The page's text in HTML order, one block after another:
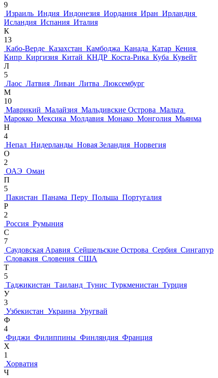
9
Израиль Индия Индонезия Иордания Иран Ирландия
Исландия Испания Италия
К
13
Кабо-Верде Казахстан Камбоджа Канада Катар Кения
Кипр Киргизия Китай КНДР Коста-Рика Куба Кувейт
Л
5
Лаос Латвия Ливан Литва Люксембург
М
10
Маврикий Малайзия Мальдивские Острова Мальта
Марокко Мексика Молдавия Монако Монголия Мьянма
Н
4
Непал Нидерланды Новая Зеландия Норвегия
О
2
ОАЭ Оман
П
5
Пакистан Панама Перу Польша Португалия
Р
2
Россия Румыния
С
7
Саудовская Аравия Сейшельские Острова Сербия Сингапур
Словакия Словения США
Т
5
Таджикистан Таиланд Тунис Туркменистан Турция
У
3
Узбекистан Украина Уругвай
Ф
4
Фиджи Филиппины Финляндия Франция
Х
1
Хорватия
Ч